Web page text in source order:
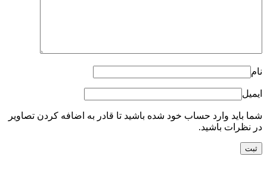
نام
ایمیل
شما باید وارد حساب خود شده باشید تا قادر به اضافه کردن تصاویر
در نظرات باشید.